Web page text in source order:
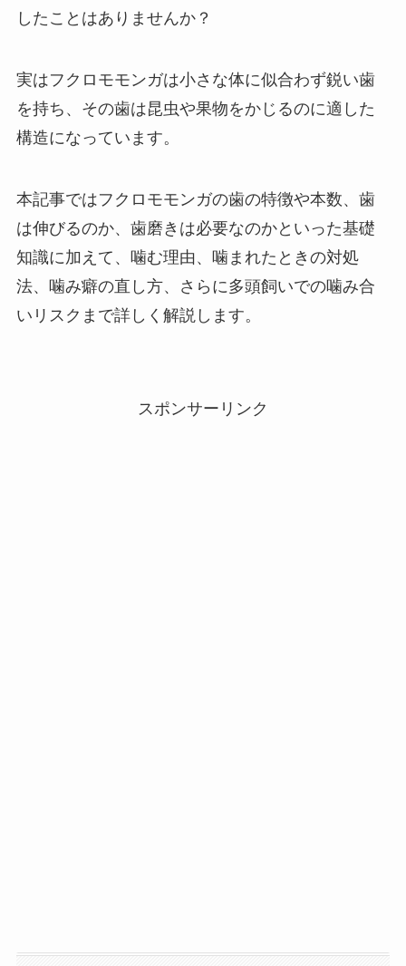
したことはありませんか？
実はフクロモモンガは小さな体に似合わず鋭い歯
を持ち、その歯は昆虫や果物をかじるのに適した
構造になっています。
本記事ではフクロモモンガの歯の特徴や本数、歯
は伸びるのか、歯磨きは必要なのかといった基礎
知識に加えて、噛む理由、噛まれたときの対処
法、噛み癖の直し方、さらに多頭飼いでの噛み合
いリスクまで詳しく解説します。
スポンサーリンク